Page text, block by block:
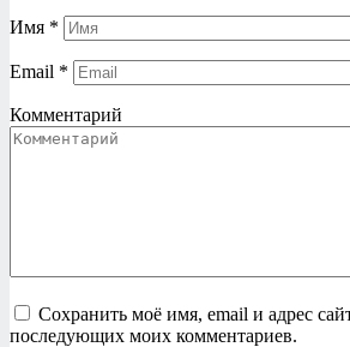
Имя *
Email *
Комментарий
Сохранить моё имя, email и адрес
последующих моих комментариев.